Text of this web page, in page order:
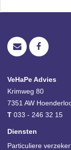
VeHaPe Advies
Krimweg 80
7351 AW
T 033 - 246 32 15
Diensten
Particuliere